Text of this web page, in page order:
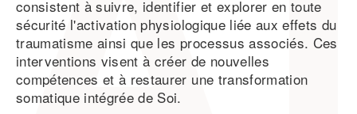
consistent à suivre, identifier et explorer en toute
sécurité l'activation physiologique liée aux effets du
traumatisme ainsi que les processus associés. Ces
interventions visent à créer de nouvelles
compétences et à restaurer une transformation
somatique intégrée de Soi.